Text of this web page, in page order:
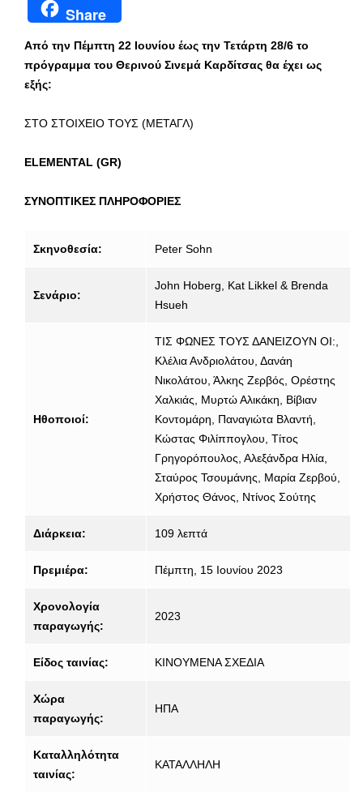
Share
Από την Πέμπτη 22 Ιουνίου έως την Τετάρτη 28/6 το
πρόγραμμα του Θερινού Σινεμά Καρδίτσας θα έχει ως
εξής:
ΣΤΟ ΣΤΟΙΧΕΙΟ ΤΟΥΣ (ΜΕΤΑΓΛ)
ELEMENTAL (GR)
ΣΥΝΟΠΤΙΚΕΣ ΠΛΗΡΟΦΟΡΙΕΣ
Σκηνοθεσία: Peter Sohn
Σενάριο:
John Hoberg, Kat Likkel & Brenda
Hsueh
Ηθοποιοί:
ΤΙΣ ΦΩΝΕΣ ΤΟΥΣ ΔΑΝΕΙΖΟΥΝ ΟΙ:,
Κλέλια Ανδριολάτου, Δανάη
Νικολάτου, Άλκης Ζερβός, Ορέστης
Χαλκιάς, Μυρτώ Αλικάκη, Βίβιαν
Κοντομάρη, Παναγιώτα Βλαντή,
Κώστας Φιλίππογλου, Τίτος
Γρηγορόπουλος, Αλεξάνδρα Ηλία,
Σταύρος Τσουμάνης, Μαρία Ζερβού,
Χρήστος Θάνος, Ντίνος Σούτης
Διάρκεια: 109 λεπτά
Πρεμιέρα: Πέμπτη, 15 Ιουνίου 2023
Χρονολογία
παραγωγής:
2023
Είδος ταινίας: ΚΙΝΟΥΜΕΝΑ ΣΧΕΔΙΑ
Χώρα
παραγωγής:
ΗΠΑ
Καταλληλότητα
ταινίας:
ΚΑΤΑΛΛΗΛΗ